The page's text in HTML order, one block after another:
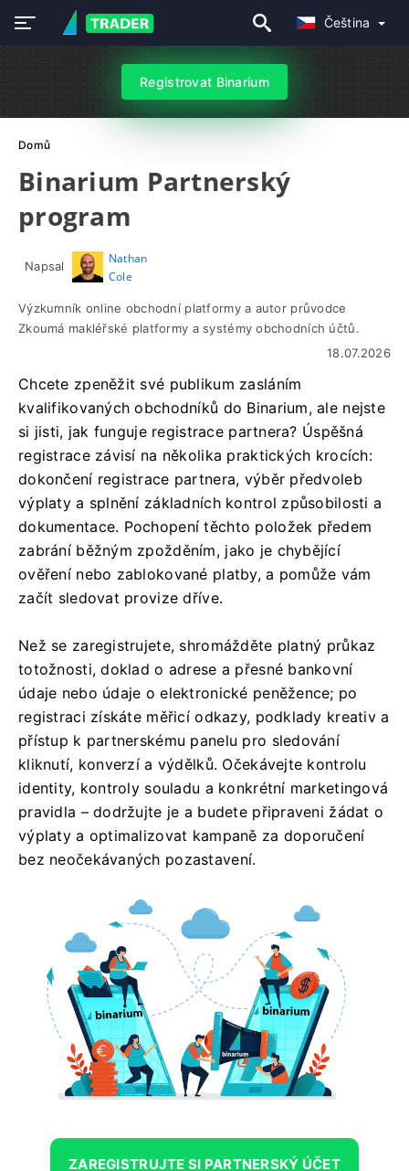
Čeština
Registrovat Binarium
Domů
Binarium Partnerský
program
Napsal
Nathan
Cole
Výzkumník online obchodní platformy a autor průvodce
Zkoumá makléřské platformy a systémy obchodních účtů.
18.07.2026
Chcete zpeněžit své publikum zasláním
kvalifikovaných obchodníků do Binarium, ale nejste
si jisti, jak funguje registrace partnera? Úspěšná
registrace závisí na několika praktických krocích:
dokončení registrace partnera, výběr předvoleb
výplaty a splnění základních kontrol způsobilosti a
dokumentace. Pochopení těchto položek předem
zabrání běžným zpožděním, jako je chybějící
ověření nebo zablokované platby, a pomůže vám
začít sledovat provize dříve.
Než se zaregistrujete, shromážděte platný průkaz
totožnosti, doklad o adrese a přesné bankovní
údaje nebo údaje o elektronické peněžence; po
registraci získáte měřicí odkazy, podklady kreativ a
přístup k partnerskému panelu pro sledování
kliknutí, konverzí a výdělků. Očekávejte kontrolu
identity, kontroly souladu a konkrétní marketingová
pravidla – dodržujte je a budete připraveni žádat o
výplaty a optimalizovat kampaně za doporučení
bez neočekávaných pozastavení.
ZAREGISTRUJTE SI PARTNERSKÝ ÚČET